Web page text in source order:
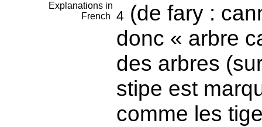
Explanations in
French
4(de fary :
donc « arbre
des arbres
stipe est
comme les